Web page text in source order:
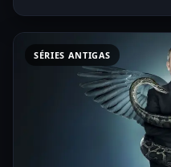
SÉRIES ANTIGAS